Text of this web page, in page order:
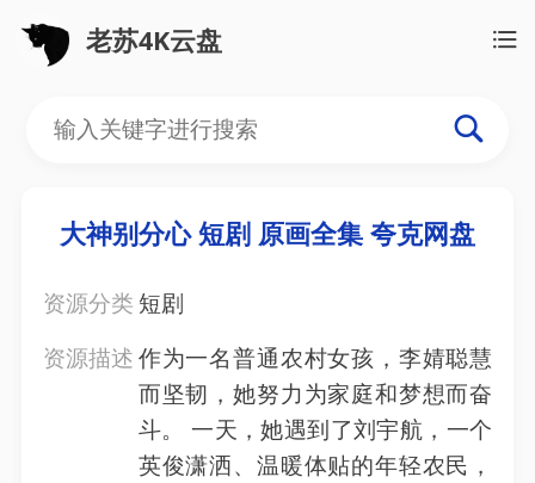
老苏4K云盘
大神别分心 短剧 原画全集 夸克网盘
资源分类 短剧
资源描述作为一名普通农村女孩，李婧聪慧
而坚韧，她努力为家庭和梦想而奋
斗。 一天，她遇到了刘宇航，一个
英俊潇洒、温暖体贴的年轻农民，